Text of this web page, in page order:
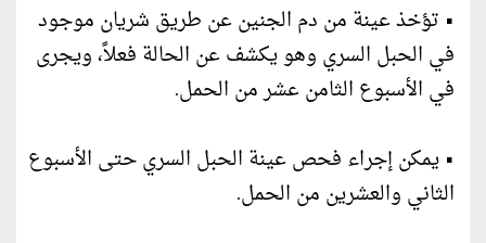
• تؤخذ عينة من دم الجنين عن طريق شريان موجود
في الحبل السري وهو يكشف عن الحالة فعلاً، ويجرى
في الأسبوع الثامن عشر من الحمل.
• يمكن إجراء فحص عينة الحبل السري حتى الأسبوع
الثاني والعشرين من الحمل.